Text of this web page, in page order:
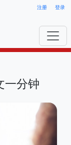
注册 登录
一分钟